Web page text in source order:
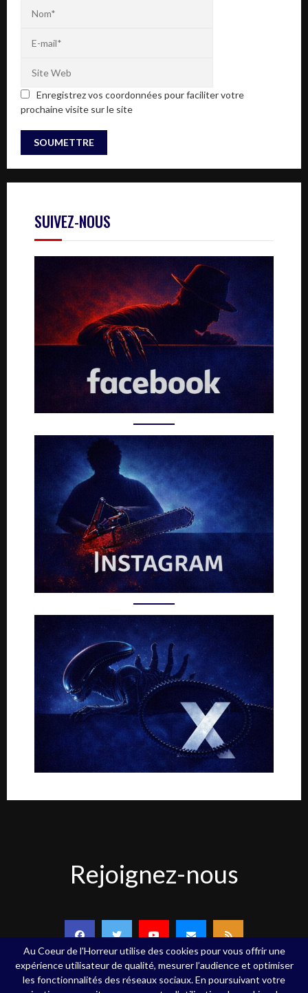
Enregistrez vos coordonnées pour faciliter votre
prochaine visite sur le site
SUIVEZ-NOUS
nous
Rejoignez-nous
Au Coeur de l'Horreur utilise des cookies pour vous offrir une
expérience utilisateur de qualité, mesurer l’audience et optimiser
les fonctionnalités des réseaux sociaux. En poursuivant votre